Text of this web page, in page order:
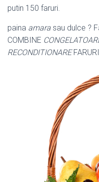
putin 150 faruri.
paina amara sau dulce ?
COMBINE
RECONDITIONARE